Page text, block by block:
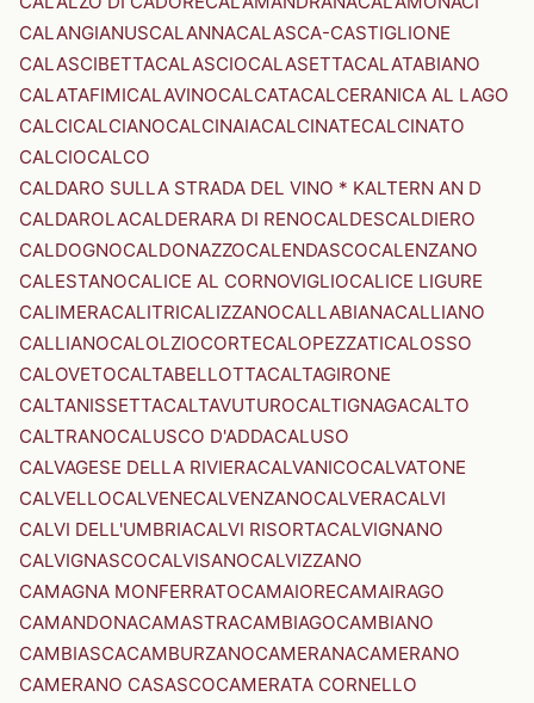
CALANGIANUSCALANNACALASCA-CASTIGLIONE
CALASCIBETTACALASCIOCALASETTACALATABIANO
CALATAFIMICALAVINOCALCATACALCERANICA AL LAGO
CALCICALCIANOCALCINAIACALCINATECALCINATO
CALCIOCALCO
CALDARO SULLA STRADA DEL VINO * KALTERN AN D
CALDAROLACALDERARA DI RENOCALDESCALDIERO
CALDOGNOCALDONAZZOCALENDASCOCALENZANO
CALESTANOCALICE AL CORNOVIGLIOCALICE LIGURE
CALIMERACALITRICALIZZANOCALLABIANACALLIANO
CALLIANOCALOLZIOCORTECALOPEZZATICALOSSO
CALOVETOCALTABELLOTTACALTAGIRONE
CALTANISSETTACALTAVUTUROCALTIGNAGACALTO
CALTRANOCALUSCO D'ADDACALUSO
CALVAGESE DELLA RIVIERACALVANICOCALVATONE
CALVELLOCALVENECALVENZANOCALVERACALVI
CALVI DELL'UMBRIACALVI RISORTACALVIGNANO
CALVIGNASCOCALVISANOCALVIZZANO
CAMAGNA MONFERRATOCAMAIORECAMAIRAGO
CAMANDONACAMASTRACAMBIAGOCAMBIANO
CAMBIASCACAMBURZANOCAMERANACAMERANO
CAMERANO CASASCOCAMERATA CORNELLO